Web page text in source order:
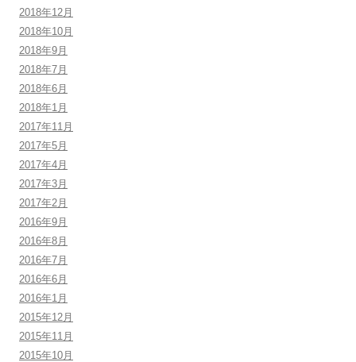
2018年12月
2018年10月
2018年9月
2018年7月
2018年6月
2018年1月
2017年11月
2017年5月
2017年4月
2017年3月
2017年2月
2016年9月
2016年8月
2016年7月
2016年6月
2016年1月
2015年12月
2015年11月
2015年10月